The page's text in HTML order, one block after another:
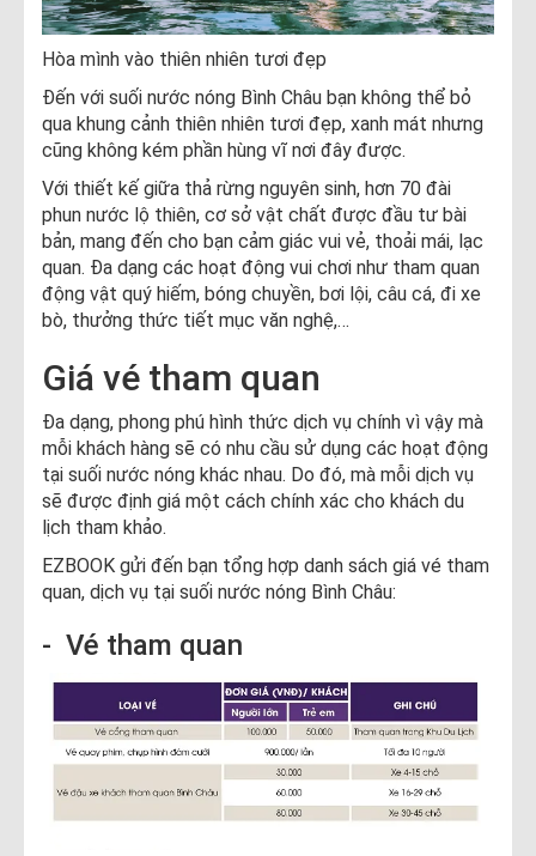
Hòa mình vào thiên nhiên tươi đẹp
Đến với suối nước nóng Bình Châu bạn không thể bỏ
qua khung cảnh thiên nhiên tươi đẹp, xanh mát nhưng
cũng không kém phần hùng vĩ nơi đây được.
Với thiết kế giữa thả rừng nguyên sinh, hơn 70 đài
phun nước lộ thiên, cơ sở vật chất được đầu tư bài
bản, mang đến cho bạn cảm giác vui vẻ, thoải mái, lạc
quan. Đa dạng các hoạt động vui chơi như tham quan
động vật quý hiếm, bóng chuyền, bơi lội, câu cá, đi xe
bò, thưởng thức tiết mục văn nghệ,…
Giá vé tham quan
Đa dạng, phong phú hình thức dịch vụ chính vì vậy mà
mỗi khách hàng sẽ có nhu cầu sử dụng các hoạt động
tại suối nước nóng khác nhau. Do đó, mà mỗi dịch vụ
sẽ được định giá một cách chính xác cho khách du
lịch tham khảo.
EZBOOK gửi đến bạn tổng hợp danh sách giá vé tham
quan, dịch vụ tại suối nước nóng Bình Châu:
- Vé tham quan